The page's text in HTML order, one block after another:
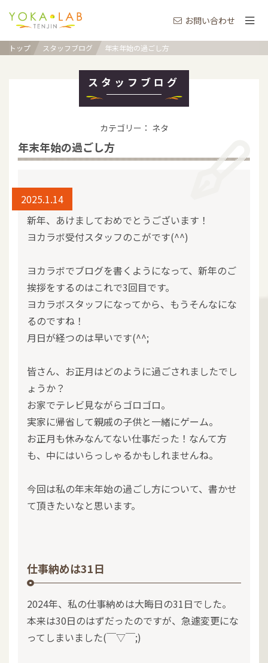
お問い合わせ
トップ スタッフブログ 年末年始の過ごし方
スタッフブログ
カテゴリー： ネタ
年末年始の過ごし方
2025.1.14
新年、あけましておめでとうございます！
ヨカラボ受付スタッフのこがです(^^)
ヨカラボでブログを書くようになって、新年のご
挨拶をするのはこれで3回目です。
ヨカラボスタッフになってから、もうそんなにな
るのですね！
月日が経つのは早いです(^^;
皆さん、お正月はどのように過ごされましたでし
ょうか？
お家でテレビ見ながらゴロゴロ。
実家に帰省して親戚の子供と一緒にゲーム。
お正月も休みなんてない仕事だった！なんて方
も、中にはいらっしゃるかもしれませんね。
今回は私の年末年始の過ごし方について、書かせ
て頂きたいなと思います。
仕事納めは31日
2024年、私の仕事納めは大晦日の31日でした。
本来は30日のはずだったのですが、急遽変更にな
ってしまいました(￣▽￣;)